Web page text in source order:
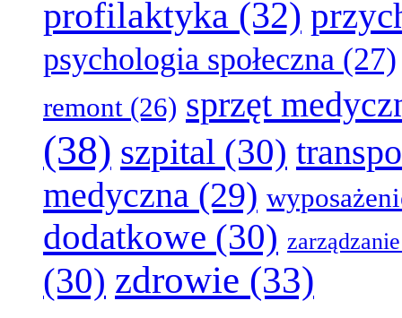
profilaktyka (32)
psychologia społeczna (27)
remont (26) sprzęt
(38) szpital (30)
medyczna (29)
dodatkowe (30)
(30) zdrowie (33)